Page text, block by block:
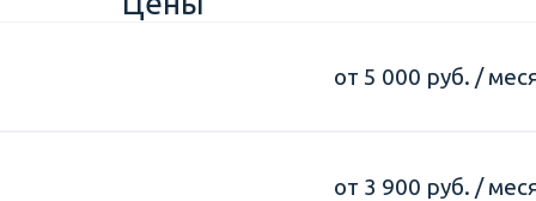
от 5 000 руб. /
от 3 900 руб. /